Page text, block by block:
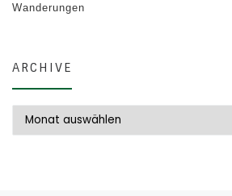
Wanderungen
ARCHIVE